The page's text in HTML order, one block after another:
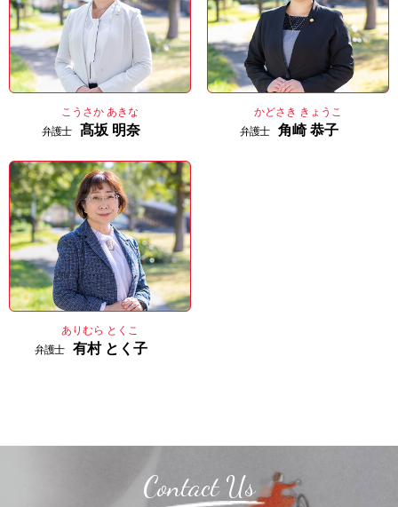
こうさか あきな
弁護士
髙坂 明奈
かどさき きょうこ
弁護士
角崎 恭子
ありむら とくこ
弁護士
有村 とく子
Contact Us